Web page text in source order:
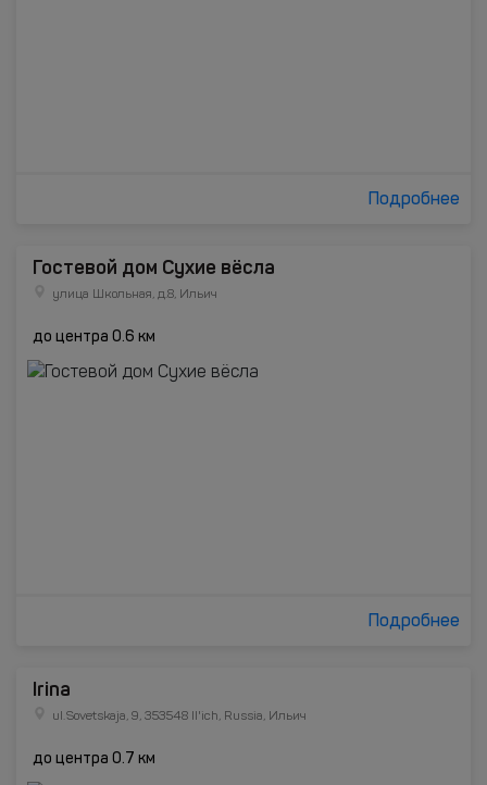
Подробнее
Гостевой дом Сухие вёсла
улица Школьная, д.8, Ильич
до центра 0.6 км
Подробнее
Irina
ul.Sovetskaja, 9, 353548 Il'ich, Russia, Ильич
до центра 0.7 км